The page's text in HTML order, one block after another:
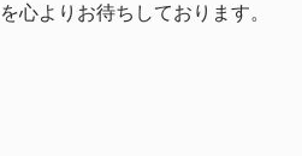
心よりお待ちしております。